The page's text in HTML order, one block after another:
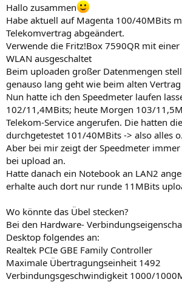
m
Hallo zusammen
Habe aktuell auf Magenta 100/40MBits
Telekomvertrag abgeändert.
Verwende die Fritz!Box 7590QR mit
WLAN ausgeschaltet
Beim uploaden großer Datenmengen
genauso lang geht wie beim alten
Nun hatte ich den Speedmeter laufen
102/11,4MBits; heute Morgen 103/
Telekom-Service angerufen. Die hatten
durchgetestet 101/40MBits -> also alles
Aber bei mir zeigt der Speedmeter
bei upload an.
Hatte danach ein Notebook an LAN2
erhalte auch dort nur runde 11MBits
Wo könnte das Übel stecken?
Bei den Hardware-
Desktop folgendes an:
Realtek PCIe GBE Family Controller
Maximale Übertragungseinheit 1492
Verbindungsgeschwindigkeit 1000/